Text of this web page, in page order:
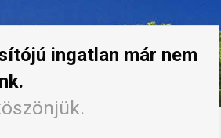
ingatlan már nem